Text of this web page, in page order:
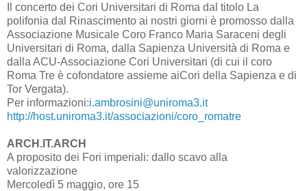
Il concerto dei Cori Universitari di Roma dal titolo La
polifonia dal Rinascimento ai nostri giorni è promosso dalla
Associazione Musicale Coro Franco Maria Saraceni degli
Universitari di Roma, dalla Sapienza Università di Roma e
dalla ACU-Associazione Cori Universitari (di cui il coro
Roma Tre è cofondatore assieme aiCori della Sapienza e di
Tor Vergata).
Per informazioni:i.ambrosini@uniroma3.it
http://host.uniroma3.it/associazioni/coro_romatre
ARCH.IT.ARCH
A proposito dei Fori imperiali: dallo scavo alla
valorizzazione
Mercoledì 5 maggio, ore 15